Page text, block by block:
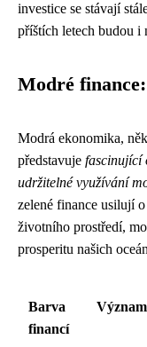
investice se stávají
příštích letech budou i
Modré
Modrá ekonomika,
představuje fascinující
udržitelné využívání
zelené finance usilují
životního prostředí,
prosperitu našich
Barva
financí
Význam